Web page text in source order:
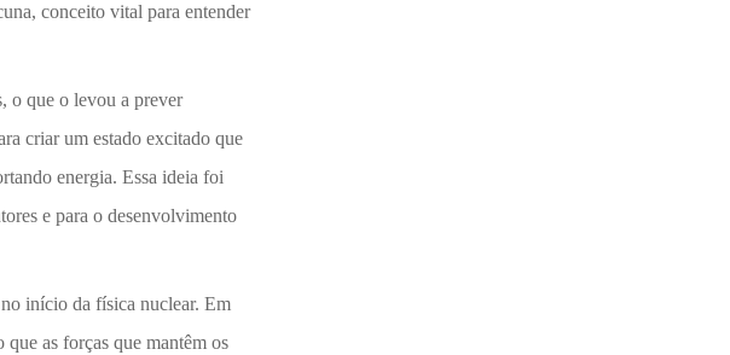
conceito vital para entender
o que o levou a prever
criar um estado excitado que
energia. Essa ideia foi
e para o desenvolvimento
início da física nuclear. Em
as forças que mantêm os